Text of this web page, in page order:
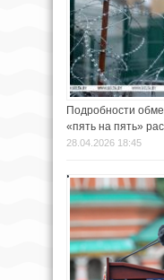
Подробности
«пять на пять»
28.04.2026 18:45